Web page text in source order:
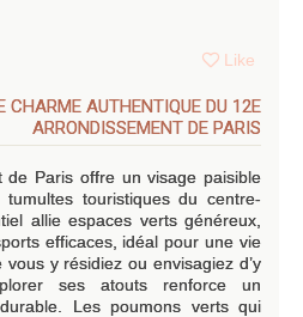
Like
CHARME AUTHENTIQUE DU 12E
ARRONDISSEMENT DE PARIS
de Paris offre un visage paisible
touristiques du centre-
allie espaces verts généreux,
efficaces, idéal pour une vie
y résidiez ou envisagiez d’y
ses atouts renforce un
Les poumons verts qui